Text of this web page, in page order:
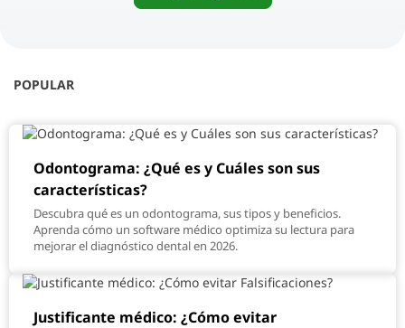
POPULAR
Odontograma: ¿Qué es y Cuáles son sus
características?
Descubra qué es un odontograma, sus tipos y beneficios.
Aprenda cómo un software médico optimiza su lectura para
mejorar el diagnóstico dental en 2026.
Justificante médico: ¿Cómo evitar